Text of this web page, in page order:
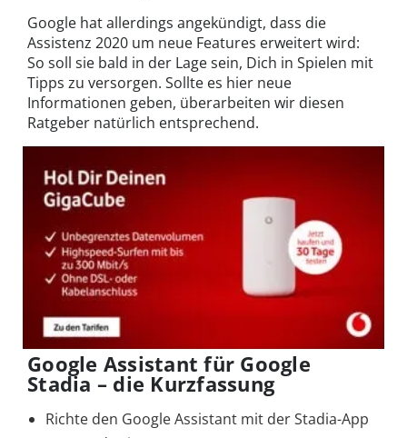
Google hat allerdings angekündigt, dass die
Assistenz 2020 um neue Features erweitert wird:
So soll sie bald in der Lage sein, Dich in Spielen mit
Tipps zu versorgen. Sollte es hier neue
Informationen geben, überarbeiten wir diesen
Ratgeber natürlich entsprechend.
Google Assistant für Google
Stadia – die Kurzfassung
Richte den Google Assistant mit der Stadia-App